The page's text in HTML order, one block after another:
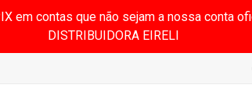
em contas que não sejam a nossa conta
DISTRIBUIDORA EIRELI